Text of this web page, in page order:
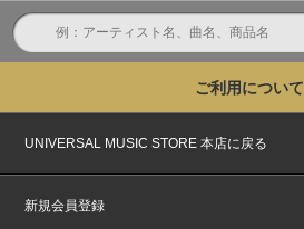
ご利用について
UNIVERSAL MUSIC STORE 本店に戻る
新規会員登録